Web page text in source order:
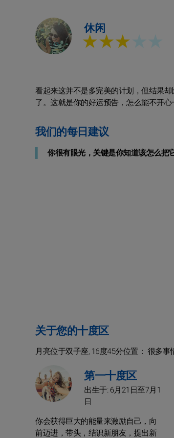
休闲
★★★★★
看起来这并不是多完美的计划，但结果
了。这就是你的好运预告，怎么能不开心
我们的每日建议
你很有眼光，关键是你知道该怎么把
关于您的十度区
月亮位于双子座, 16度45分位置： 很多
第一十度区
出生于: 6月21日至7月1
日
你会获得巨大的能量来激励自己，向
前迈进，带头，结识新朋友，提出新